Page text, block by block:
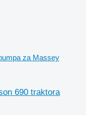
za Massey
690 traktora